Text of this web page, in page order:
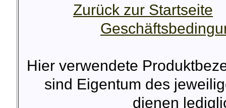
Zurück zur Startseite
Hier verwendete
sind Eigentum des
dienen